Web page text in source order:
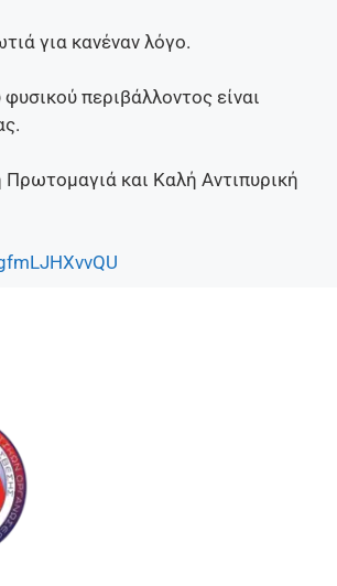
για κανέναν λόγο.
περιβάλλοντος είναι
και Καλή Αντιπυρική